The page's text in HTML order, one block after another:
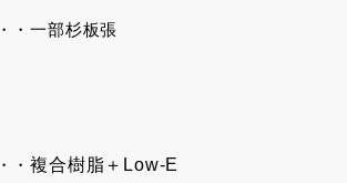
部杉板張
・複合樹脂＋Low-E